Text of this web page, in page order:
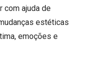
com ajuda de
estéticas
emoções e